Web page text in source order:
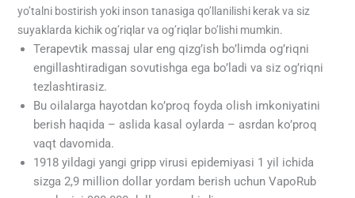
yo’talni bostirish yoki inson tanasiga qo’llanilishi kerak va siz
suyaklarda kichik og’riqlar va og’riqlar bo’lishi mumkin.
Terapevtik massaj ular eng qizg’ish bo’limda og’riqni
engillashtiradigan sovutishga ega bo’ladi va siz og’riqni
tezlashtirasiz.
Bu oilalarga hayotdan ko’proq foyda olish imkoniyatini
berish haqida – aslida kasal oylarda – asrdan ko’proq
vaqt davomida.
1918 yildagi yangi gripp virusi epidemiyasi 1 yil ichida
sizga 2,9 million dollar yordam berish uchun VapoRub